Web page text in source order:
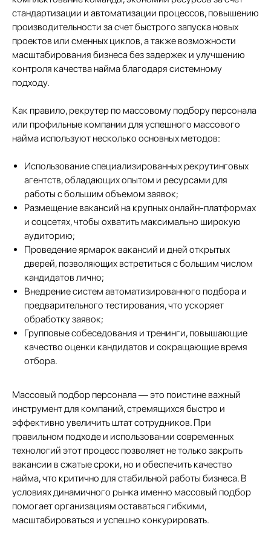
стандартизации и автоматизации процессов, повышению
производительности за счет быстрого запуска новых
проектов или сменных циклов, а также возможности
масштабирования бизнеса без задержек и улучшению
контроля качества найма благодаря системному
подходу.
Как правило, рекрутер по массовому подбору персонала
или профильные компании для успешного массового
найма используют несколько основных методов:
Использование специализированных рекрутинговых
агентств, обладающих опытом и ресурсами для
работы с большим объемом заявок;
Размещение вакансий на крупных онлайн-платформах
и соцсетях, чтобы охватить максимально широкую
аудиторию;
Проведение ярмарок вакансий и дней открытых
дверей, позволяющих встретиться с большим числом
кандидатов лично;
Внедрение систем автоматизированного подбора и
предварительного тестирования, что ускоряет
обработку заявок;
Групповые собеседования и тренинги, повышающие
качество оценки кандидатов и сокращающие время
отбора.
Массовый подбор персонала — это поистине важный
инструмент для компаний, стремящихся быстро и
эффективно увеличить штат сотрудников. При
правильном подходе и использовании современных
технологий этот процесс позволяет не только закрыть
вакансии в сжатые сроки, но и обеспечить качество
найма, что критично для стабильной работы бизнеса. В
условиях динамичного рынка именно массовый подбор
помогает организациям оставаться гибкими,
масштабироваться и успешно конкурировать.
Подобрать специалиста?
+7
Отправить заявку
Мы направим вам коммерческое
предложение в течении часа!
Заполняя данную форму, вы даетеСогласие на обработку
отношении обработки персональных данных